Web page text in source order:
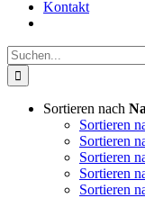
Kontakt
Suche
nach:
Sortieren nach
Sortieren
Sortieren
Sortieren
Sortieren
Sortieren